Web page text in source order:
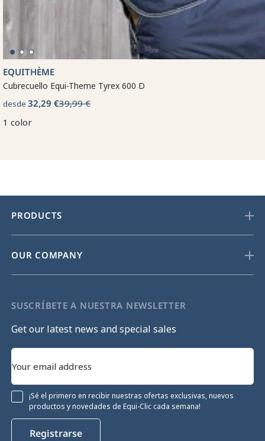
EQUITHÈME
Cubrecuello Equi-Theme Tyrex 600 D
desde 32,29 €39,99 €
1 color
PRODUCTS
OUR COMPANY
SUSCRÍBETE A NUESTRA NEWSLETTER
Get our latest news and special sales
¡Sé el primero en recibir nuestras ofertas exclusivas, nuevos
productos y novedades de Equi-Clic cada semana!
Registrarse